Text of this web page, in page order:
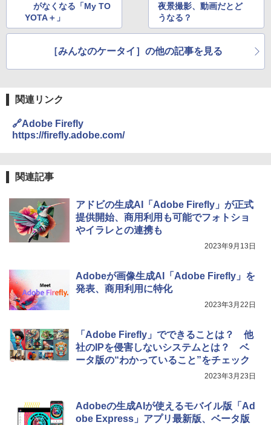
がなくなる「My TO
YOTA＋」
夜景撮影、動画だとど
うなる？
［みんなのケータイ］の他の記事を見る
関連リンク
🔗Adobe Firefly
https://firefly.adobe.com/
関連記事
アドビの生成AI「Adobe Firefly」が正式
提供開始、商用利用も可能でフォトショ
やイラレとの連携も
2023年9月13日
Adobeが画像生成AI「Adobe Firefly」を
発表、商用利用に特化
2023年3月22日
「Adobe Firefly」でできることは？ 他
社のIPを侵害しないシステムとは？ ベ
ータ版の“わかっていること”をチェック
2023年3月23日
Adobeの生成AIが使えるモバイル版「Ad
obe Express」アプリ最新版、ベータ版